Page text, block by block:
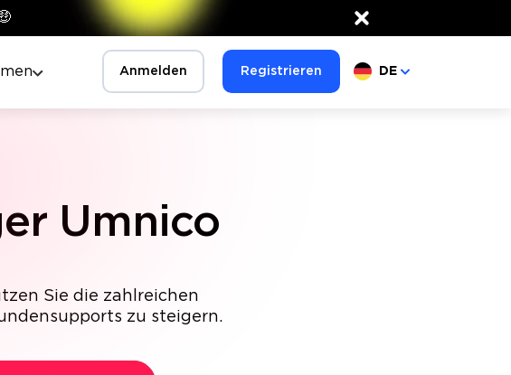
×
Anmelden Registrieren DE
Umnico
Sie die zahlreichen
zu steigern.